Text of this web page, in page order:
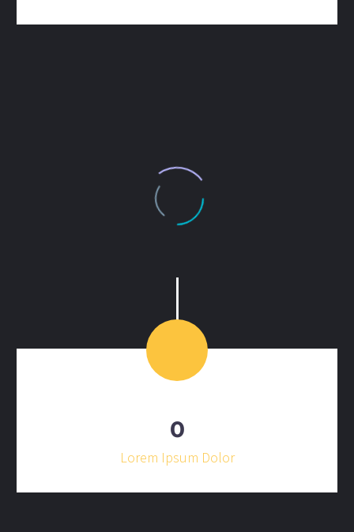
0
Lorem Ipsum Dolor